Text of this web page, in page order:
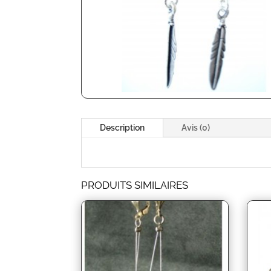
Description Avis (0)
PRODUITS SIMILAIRES